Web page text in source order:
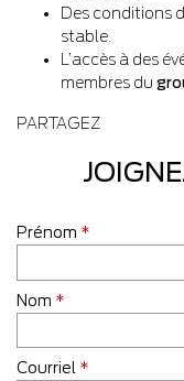
Des conditions
stable.
L’accès à des
membres du
PARTAGEZ
Prénom *
Nom *
Courriel *